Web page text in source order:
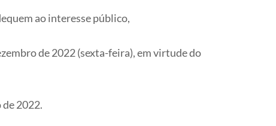
ao interesse público,
de 2022 (sexta-feira), em virtude do
2022.